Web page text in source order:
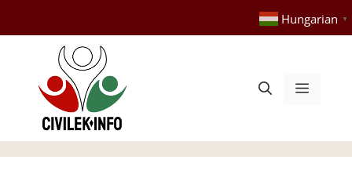
tartalomba
Hungarian ▼
Menü